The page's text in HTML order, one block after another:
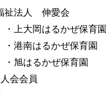
法人 伸愛会
はるかぜ保育
はるかぜ保育園
るかぜ保育園
会会員